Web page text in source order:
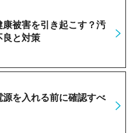
被害を引き起こす？汚
良と対策
を入れる前に確認すべ